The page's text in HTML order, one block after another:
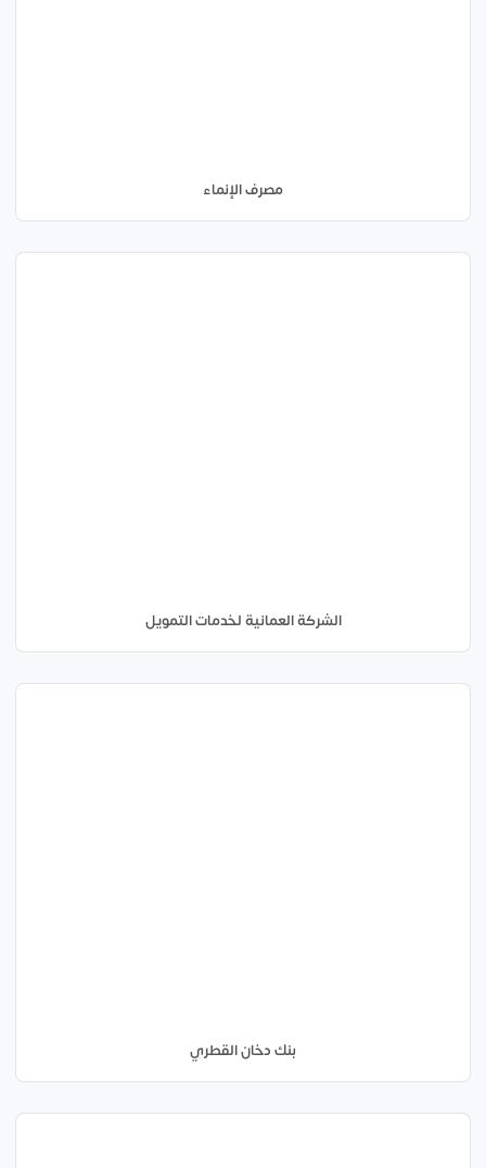
مصرف الإنماء
الشركة العمانية لخدمات التمويل
بنك دخان القطري